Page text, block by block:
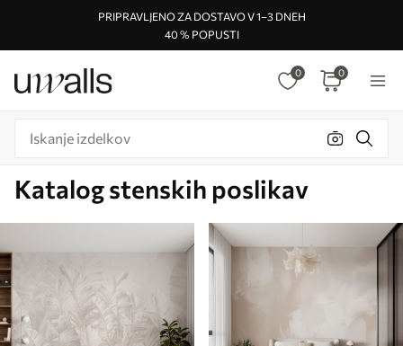
PRIPRAVLJENO ZA DOSTAVO V 1–3 DNEH
40 % POPUSTI
0 0
Katalog stenskih poslikav